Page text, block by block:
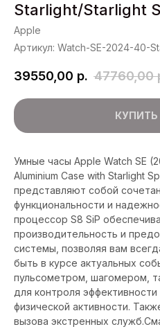
Starlight/Starlight
Apple
Артикул: Watch-SE-2024-40-
39550,00 р. 47760,00
КУПИТЬ
Умные часы Apple Watch SE
Aluminium Case with Starlight
представляют собой
функциональности и
процессор S8 SiP
производительность и
системы, позволяя вам
быть в курсе актуальных
пульсометром, шагомером,
для контроля
физической активности.
вызова экстренных